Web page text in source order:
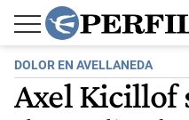
DOLOR EN AVELLANEDA
Axel Kicillof